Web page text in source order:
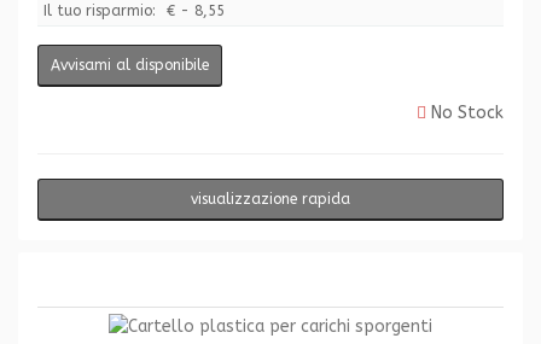
Il tuo risparmio: € - 8,55
Avvisami al disponibile
No Stock
visualizzazione rapida